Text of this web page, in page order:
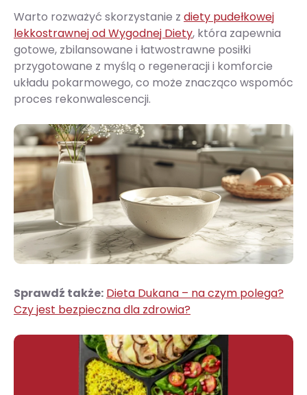
Warto rozważyć skorzystanie z diety pudełkowej
lekkostrawnej od Wygodnej Diety, która zapewnia
gotowe, zbilansowane i łatwostrawne posiłki
przygotowane z myślą o regeneracji i komforcie
układu pokarmowego, co może znacząco wspomóc
proces rekonwalescencji.
Sprawdź także: Dieta Dukana – na czym polega?
Czy jest bezpieczna dla zdrowia?